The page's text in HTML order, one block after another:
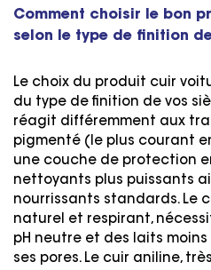
Comment choisir le bon
selon le type de finition
Le choix du produit cuir
du type de finition de vos
réagit différemment aux
pigmenté (le plus courant
une couche de protection
nettoyants plus puissants
nourrissants standards. Le
naturel et respirant,
pH neutre et des laits
ses pores. Le cuir aniline,